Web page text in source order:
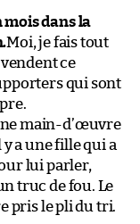
mois dans la
Moi, je fais tout
ce
qui sont
main-d’œuvre
a une fille qui a
lui parler,
truc de fou. Le
pris le pli du tri.